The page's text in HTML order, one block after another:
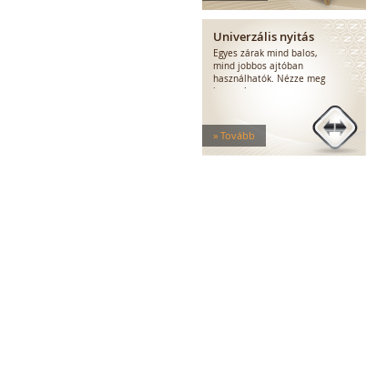
Elektromos zárak
Elektromos bevéső zárak
Zárfogadók
MEDIATOR biztonsági zárak
Elektromágnesek
Univerzális nyitás
Egyes zárak mind balos,
mind jobbos ajtóban
használhatók. Nézze meg
hogyan!
» Tovább